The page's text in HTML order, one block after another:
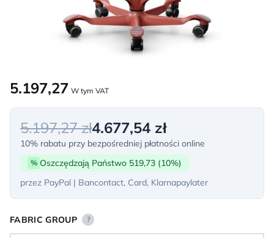
5.197,27 W tym VAT
5.197,27 zł4.677,54 zł
10% rabatu przy bezpośredniej płatności online
% Oszczędzają Państwo 519,73 (10%)
przez PayPal | Bancontact, Card, Klarnapaylater
FABRIC GROUP ?